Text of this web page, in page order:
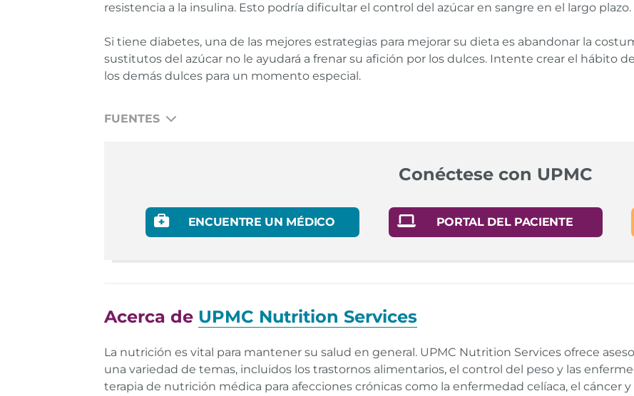
resistencia a la insulina. Esto podría dificultar el control del azúcar en sangre en el largo plazo.
Si tiene diabetes, una de las mejores estrategias para mejorar su dieta es abandonar la
sustitutos del azúcar no le ayudará a frenar su afición por los dulces. Intente crear el hábito
los demás dulces para un momento especial.
FUENTES
Conéctese con UPMC
ENCUENTRE UN MÉDICO PORTAL DEL PACIENTE
Acerca de UPMC Nutrition Services
La nutrición es vital para mantener su salud en general. UPMC Nutrition Services ofrece
una variedad de temas, incluidos los trastornos alimentarios, el control del peso y las
terapia de nutrición médica para afecciones crónicas como la enfermedad celíaca, el cáncer